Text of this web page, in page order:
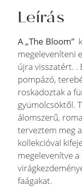
Leírás
A „The Bloom”
megeleveníteni
újra visszatért. .
pompázó,
roskadoztak a
gyümölcsöktől.
álomszerű,
terveztem meg
kollekcióval
megelevenítve
faágakat.